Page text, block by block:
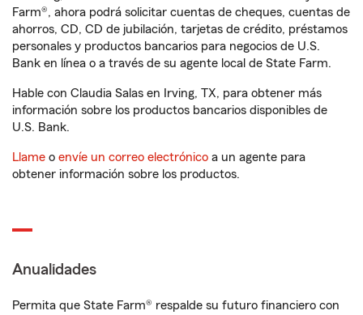
Farm®, ahora podrá solicitar cuentas de cheques, cuentas de
ahorros, CD, CD de jubilación, tarjetas de crédito, préstamos
personales y productos bancarios para negocios de U.S.
Bank en línea o a través de su agente local de State Farm.
Hable con Claudia Salas en Irving, TX, para obtener más
información sobre los productos bancarios disponibles de
U.S. Bank.
Llame o envíe un correo electrónico a un agente para
obtener información sobre los productos.
Anualidades
Permita que State Farm® respalde su futuro financiero con